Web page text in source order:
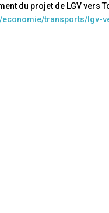
du projet de LGV vers
economie/transports/